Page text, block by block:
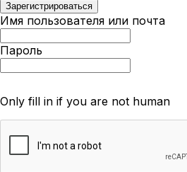
Имя пользователя или почта
Пароль
Only fill in if you are not human